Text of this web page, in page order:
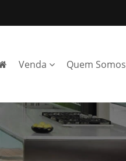
Venda Quem Somos